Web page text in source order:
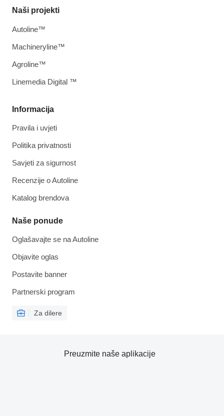
Informacija
Pravila i uvjeti
Politika privatnosti
Savjeti za sigurnost
Recenzije o Autoline
Katalog brendova
Naše ponude
Oglašavajte se na Autoline
Objavite oglas
Postavite banner
Partnerski program
Za dilere
Naši projekti
Autoline™
Machineryline™
Agroline™
Linemedia Digital ™
Preuzmite naše aplikacije